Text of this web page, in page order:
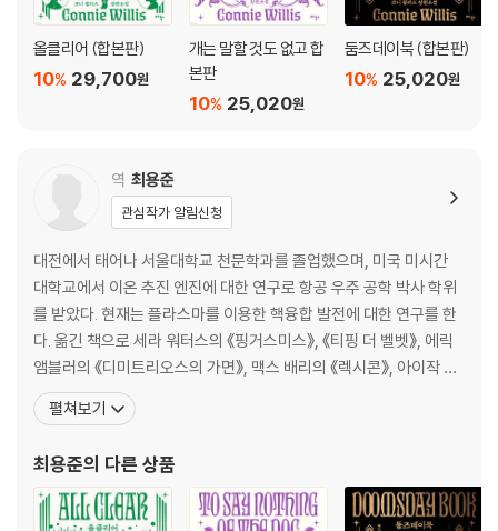
올클리어 (합본판)
29,700원
10%
개는 말할 것도 없고 합
본판
25,020원
10%
둠즈데이북 (합본판)
25,020원
10%
역 최용준
관심작가 알림신청
대전에서 태어나 서울대학교 천문학과를 졸업했으며, 미국 미시간
대학교에서 이온 추진 엔진에 대한 연구로 항공 우주 공학 박사 학위
를 받았다. 현재는 플라스마를 이용한 핵융합 발전에 대한 연구를 한
다. 옮긴 책으로 세라 워터스의 《핑거스미스》, 《티핑 더 벨벳》, 에릭
앰블러의 《디미트리오스의 가면》, 맥스 배리의 《렉시콘》, 아이작 아
시모프의 《아자젤》, 마이클 프레인의 《곤두박질》, 마이크 레스닉의
《키리냐가》, 루이스 캐럴의 《이상한 나라의 엘리스》, 제임스 매튜 배
자》로 제17회 과학 기술 도서상 번역 부
펼쳐보기
최용준의 다른 상품